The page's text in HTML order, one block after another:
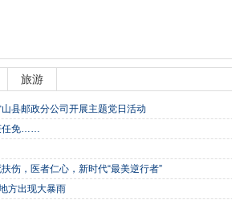
旅游
县邮政分公司开展主题党日活动
任免……
伤，医者仁心，新时代“最美逆行者”
方出现大暴雨